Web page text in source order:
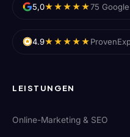
5,0★★★★★75
4.9★★★★★
LEISTUNGEN
Online-Marketing & SEO